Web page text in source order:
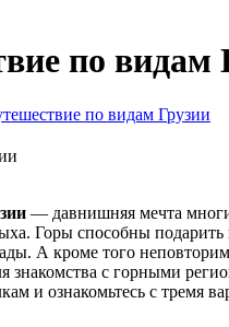
по видам
по видам Грузии
— давнишняя мечта
Горы способны
А кроме того
знакомства с горными
и ознакомьтесь с тремя